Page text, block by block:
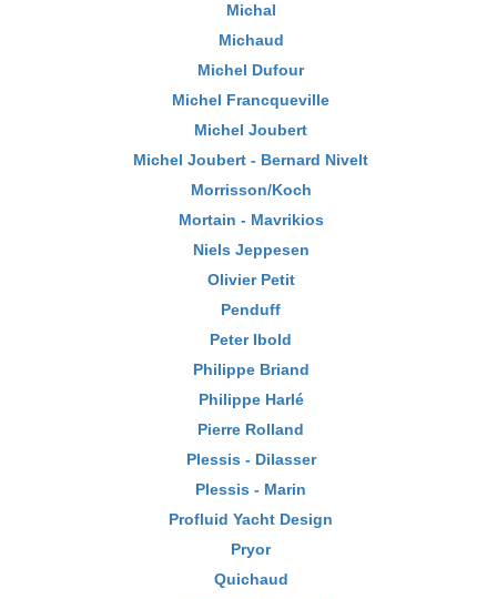
Michal
Michaud
Michel Dufour
Michel Francqueville
Michel Joubert
Michel Joubert - Bernard Nivelt
Morrisson/Koch
Mortain - Mavrikios
Niels Jeppesen
Olivier Petit
Penduff
Peter Ibold
Philippe Briand
Philippe Harlé
Pierre Rolland
Plessis - Dilasser
Plessis - Marin
Profluid Yacht Design
Pryor
Quichaud